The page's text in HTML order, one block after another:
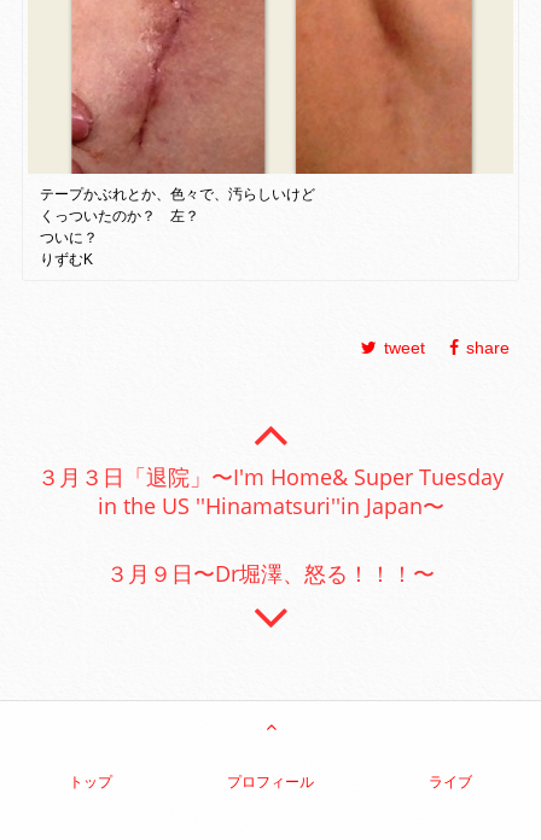
テープかぶれとか、色々で、汚らしいけど
くっついたのか？ 左？
ついに？
りずむK
tweet share
３月３日「退院」〜I'm Home& Super Tuesday
in the US ''Hinamatsuri''in Japan〜
３月９日〜Dr堀澤、怒る！！！〜
トップ プロフィール ライブ